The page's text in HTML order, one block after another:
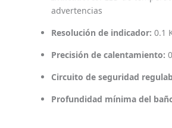
advertencias
Resolución de indicador: 0.1
Precisión de calentamiento:
Circuito de seguridad
Profundidad mínima del